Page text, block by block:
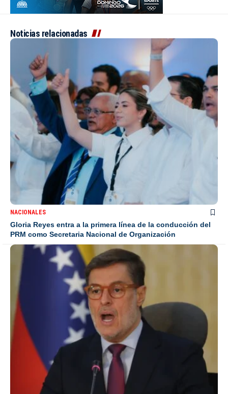
Noticias relacionadas
NACIONALES
Gloria Reyes entra a la primera línea de la conducción del
PRM como Secretaria Nacional de Organización